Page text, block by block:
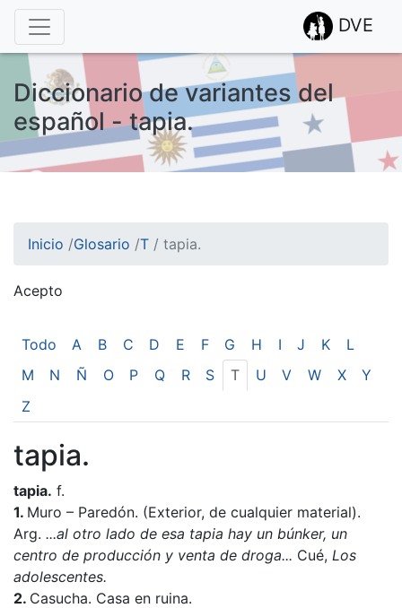
DVE
Diccionario de variantes del
español - tapia.
Inicio /Glosario /T / tapia.
Acepto
Todo A B C D E F G H I J K
L
M
N Ñ O P Q R S T U V W X
Y
Z
tapia.
tapia. f.
1. Muro – Paredón. (Exterior, de cualquier material).
Arg. ...al otro lado de esa tapia hay un búnker, un
centro de producción y venta de droga... Cué, Los
adolescentes.
2. Casucha. Casa en ruina.